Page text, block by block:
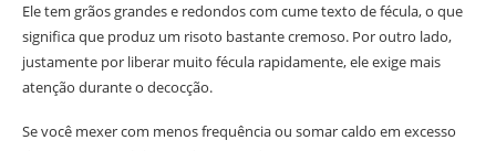
Ele tem grãos grandes e redondos com cume texto de fécula, o que
significa que produz um risoto bastante cremoso. Por outro lado,
justamente por liberar muito fécula rapidamente, ele exige mais
atenção durante o decocção.
Se você mexer com menos frequência ou somar caldo em excesso